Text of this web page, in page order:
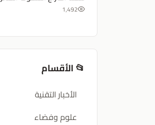
1,492
📂 الأقسام
الأخبار التقنية
علوم وفضاء